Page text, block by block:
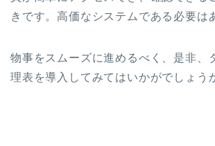
きです。高価なシステムである必要は
物事をスムーズに進めるべく、是非、
理表を導入してみてはいかがでしょう